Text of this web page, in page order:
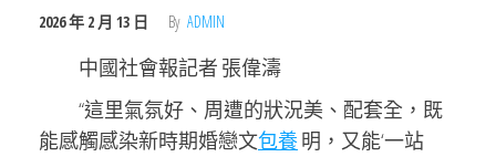
2026 年 2 月 13 日 By ADMIN
中國社會報記者 張偉濤
“這里氣氛好、周遭的狀況美、配套全，既
能感觸感染新時期婚戀文包養明，又能‘一站